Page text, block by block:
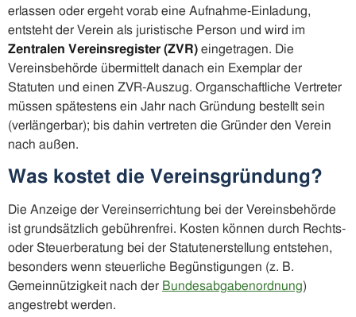
erlassen oder ergeht vorab eine Aufnahme-Einladung,
entsteht der Verein als juristische Person und wird im
Zentralen Vereinsregister (ZVR) eingetragen. Die
Vereinsbehörde übermittelt danach ein Exemplar der
Statuten und einen ZVR-Auszug. Organschaftliche Vertreter
müssen spätestens ein Jahr nach Gründung bestellt sein
(verlängerbar); bis dahin vertreten die Gründer den Verein
nach außen.
Was kostet die Vereinsgründung?
Die Anzeige der Vereinserrichtung bei der Vereinsbehörde
ist grundsätzlich gebührenfrei. Kosten können durch Rechts-
oder Steuerberatung bei der Statutenerstellung entstehen,
besonders wenn steuerliche Begünstigungen (z. B.
Gemeinnützigkeit nach der Bundesabgabenordnung)
angestrebt werden.